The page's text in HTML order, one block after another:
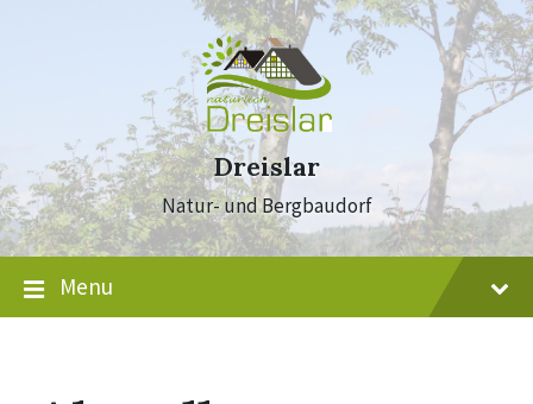
Dreislar
Natur- und Bergbaudorf
Menu